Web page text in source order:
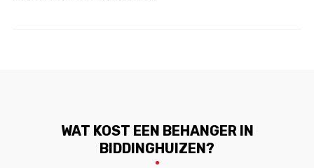
WAT KOST EEN BEHANGER IN
BIDDINGHUIZEN?